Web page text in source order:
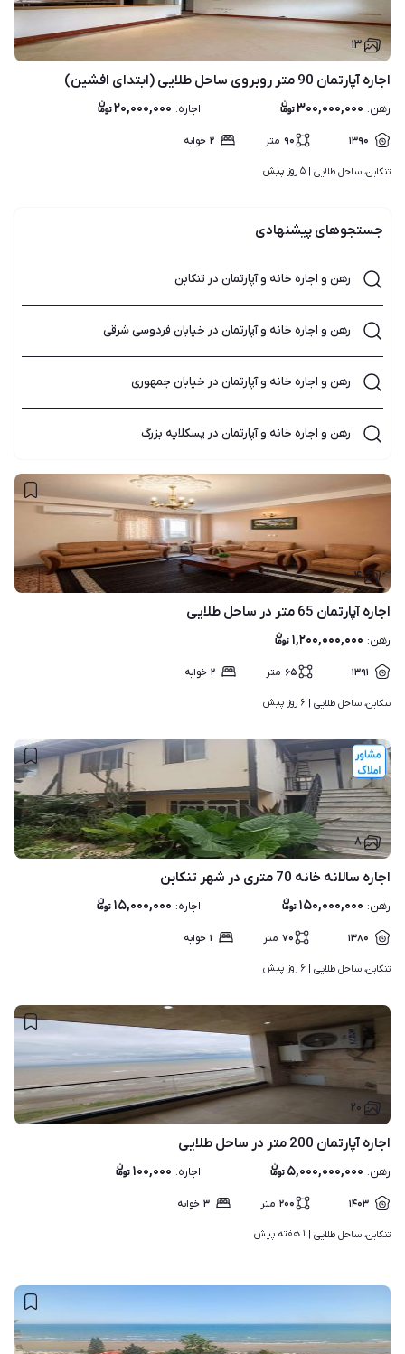
۱۳
اجاره آپارتمان 90 متر روبروی ساحل طلایی (ابتدای افشین)
رهن: ۳۰۰,۰۰۰,۰۰۰ اجاره: ۲۰,۰۰۰,۰۰۰
۱۳۹۰ ۹۰ متر ۲ خوابه
تنکابن، ساحل طلایی | ۵ روز پیش
جستجوهای پیشنهادی
رهن و اجاره خانه و آپارتمان در تنکابن
رهن و اجاره خانه و آپارتمان در خیابان فردوسی شرقی
رهن و اجاره خانه و آپارتمان در خیابان جمهوری
رهن و اجاره خانه و آپارتمان در پسکلایه بزرگ
۴
اجاره آپارتمان 65 متر در ساحل طلایی
رهن: ۱,۲۰۰,۰۰۰,۰۰۰
۱۳۹۱ ۶۵ متر ۲ خوابه
تنکابن، ساحل طلایی | ۶ روز پیش
۸
اجاره سالانه خانه 70 متری در شهر تنکابن
رهن: ۱۵۰,۰۰۰,۰۰۰ اجاره: ۱۵,۰۰۰,۰۰۰
۱۳۸۰ ۷۰ متر ۱ خوابه
تنکابن، ساحل طلایی | ۶ روز پیش
۲۰
اجاره آپارتمان 200 متر در ساحل طلایی
رهن: ۵,۰۰۰,۰۰۰,۰۰۰ اجاره: ۱۰۰,۰۰۰
۱۴۰۳ ۲۰۰ متر ۳ خوابه
تنکابن، ساحل طلایی | ۱ هفته پیش